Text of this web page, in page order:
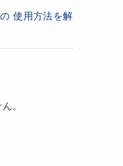
使用方法を解
。